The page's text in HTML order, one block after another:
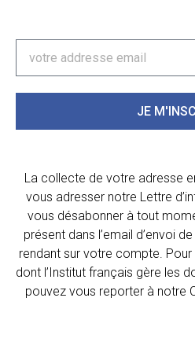
JE
La collecte de votre adresse
vous adresser notre Lettre
vous désabonner à tout
présent dans l’email d’envoi
rendant sur votre compte.
dont l’Institut français gère les
pouvez vous reporter à notre